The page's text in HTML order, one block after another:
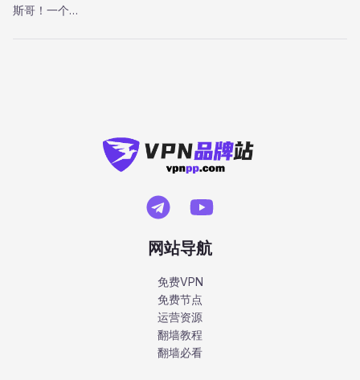
斯哥！一个…
网站导航
免费VPN
免费节点
运营资源
翻墙教程
翻墙必看